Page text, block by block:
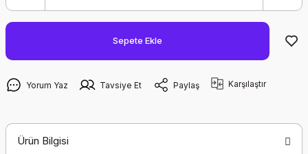
Sepete Ekle
Yorum Yaz Tavsiye Et Paylaş Karşılaştır
Ürün Bilgisi